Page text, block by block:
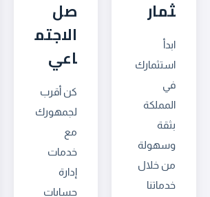
ثمار
ابدأ
استثمارك
في
المملكة
بثقة
وسهولة
من خلال
خدماتنا
صل
الاجتم
اعي
كن أقرب
لجمهورك
مع
خدمات
إدارة
حسابات